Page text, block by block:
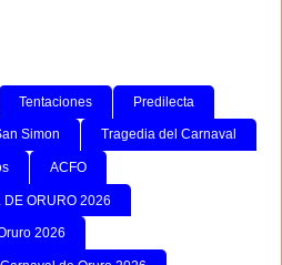
Tentaciones Predilecta
Simon Tragedia del Carnaval
ACFO
DE ORURO 2026
2026